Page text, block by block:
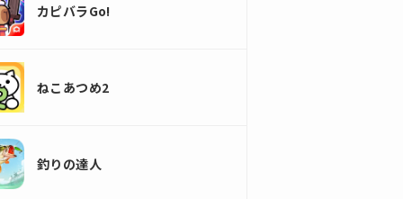
カピバラGo!
ねこあつめ2
釣りの達人